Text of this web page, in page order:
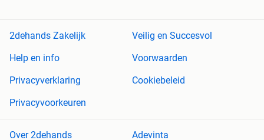
2dehands Zakelijk
Veilig en Succesvol
Help en info
Voorwaarden
Privacyverklaring
Cookiebeleid
Privacyvoorkeuren
Over 2dehands Adevinta